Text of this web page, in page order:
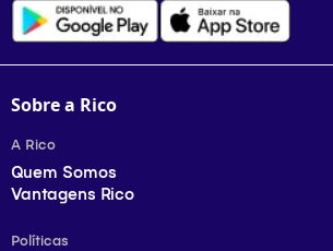
Sobre a Rico
A Rico
Quem Somos
Vantagens Rico
Políticas